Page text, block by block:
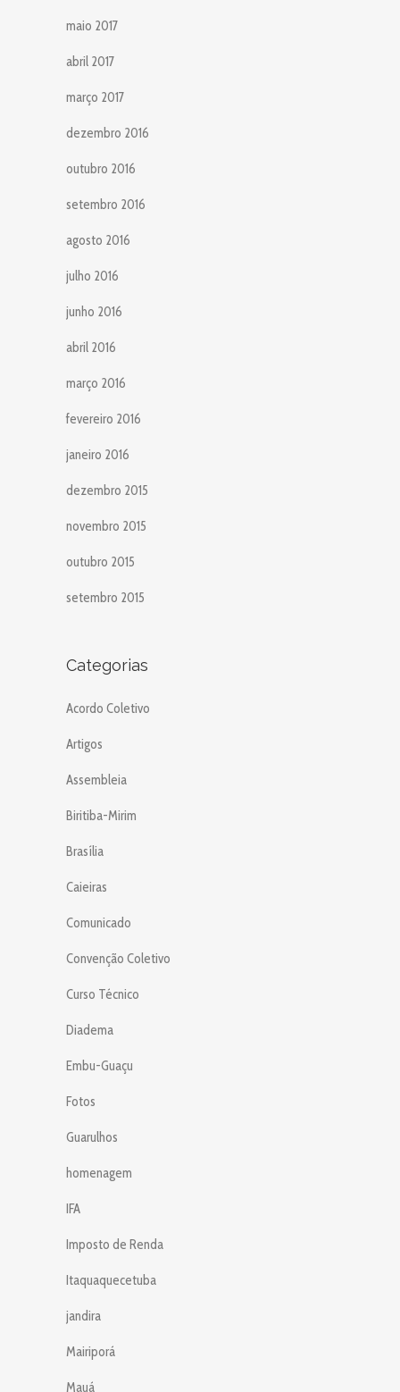
maio 2017
abril 2017
março 2017
dezembro 2016
outubro 2016
setembro 2016
agosto 2016
julho 2016
junho 2016
abril 2016
março 2016
fevereiro 2016
janeiro 2016
dezembro 2015
novembro 2015
outubro 2015
setembro 2015
Categorias
Acordo Coletivo
Artigos
Assembleia
Biritiba-Mirim
Brasília
Caieiras
Comunicado
Convenção Coletivo
Curso Técnico
Diadema
Embu-Guaçu
Fotos
Guarulhos
homenagem
IFA
Imposto de Renda
Itaquaquecetuba
jandira
Mairiporá
Mauá